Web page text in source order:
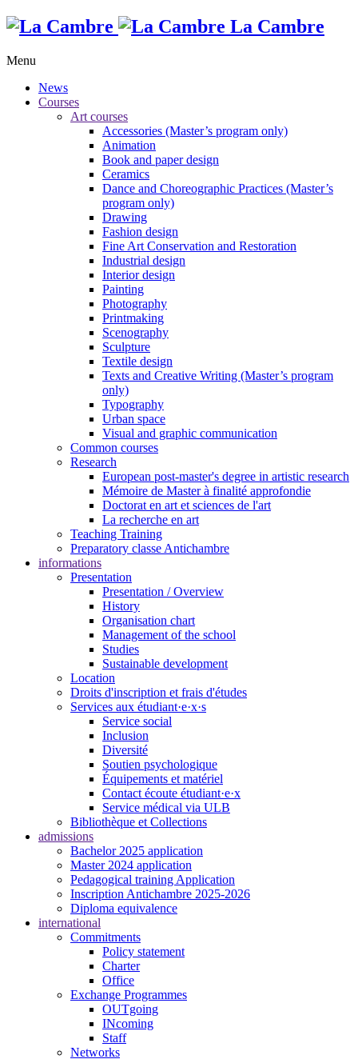
La Cambre
Menu
News
Courses
Art courses
Accessories (Master’s program only)
Animation
Book and paper design
Ceramics
Dance and Choreographic Practices (Master’s
program only)
Drawing
Fashion design
Fine Art Conservation and Restoration
Industrial design
Interior design
Painting
Photography
Printmaking
Scenography
Sculpture
Textile design
Texts and Creative Writing (Master’s program
only)
Typography
Urban space
Visual and graphic communication
Common courses
Research
European post-master's degree in artistic research
Mémoire de Master à finalité approfondie
Doctorat en art et sciences de l'art
La recherche en art
Teaching Training
Preparatory classe Antichambre
informations
Presentation
Presentation / Overview
History
Organisation chart
Management of the school
Studies
Sustainable development
Location
Droits d'inscription et frais d'études
Services aux étudiant·e·x·s
Service social
Inclusion
Diversité
Soutien psychologique
Équipements et matériel
Contact écoute étudiant·e·x
Service médical via ULB
Bibliothèque et Collections
admissions
Bachelor 2025 application
Master 2024 application
Pedagogical training Application
Inscription Antichambre 2025-2026
Diploma equivalence
international
Commitments
Policy statement
Charter
Office
Exchange Programmes
OUTgoing
INcoming
Staff
Networks